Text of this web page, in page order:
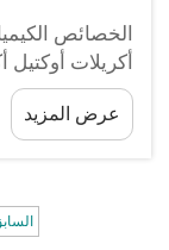
الخصائص
جزيء من سلسلة
هيدروكسيل
عرض المزيد
السابق